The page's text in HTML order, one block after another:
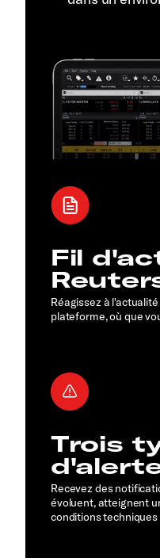
Fil
Réagissez à
plateforme, où que
Trois
Recevez des
évoluent, atteignent
conditions